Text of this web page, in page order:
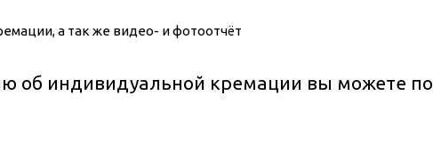
а так же видео- и фотоотчёт
об индивидуальной кремации вы можете